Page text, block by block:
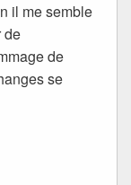
il me semble
de
de
se